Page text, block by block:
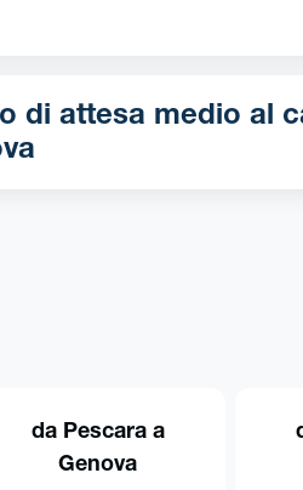
di attesa medio al
da Pescara a
Genova